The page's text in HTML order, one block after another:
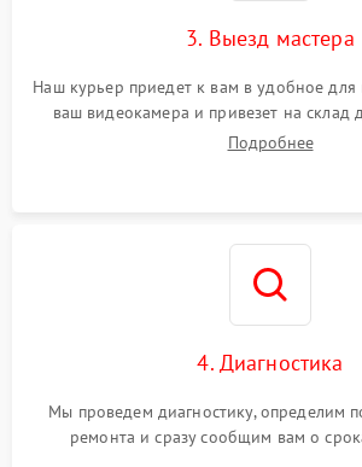
3. Выезд мастера
Наш курьер приедет к вам в удобное для
ваш видеокамера и привезет на склад
Подробнее
4. Диагностика
Мы проведем диагностику, определим
ремонта и сразу сообщим вам о